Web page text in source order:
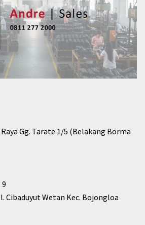
Gg. Tarate 1/5 (Belakang Borma
Cibaduyut Wetan Kec. Bojongloa